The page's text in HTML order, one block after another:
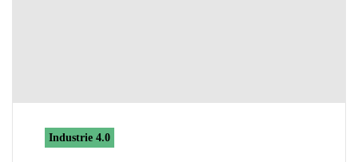
Industrie 4.0